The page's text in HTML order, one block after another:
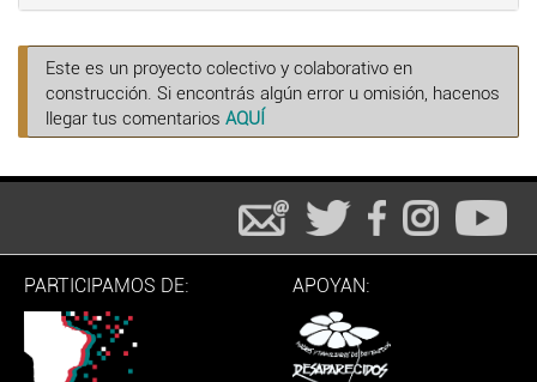
Este es un proyecto colectivo y colaborativo en
construcción. Si encontrás algún error u omisión, hacenos
llegar tus comentarios AQUÍ
PARTICIPAMOS DE: APOYAN: